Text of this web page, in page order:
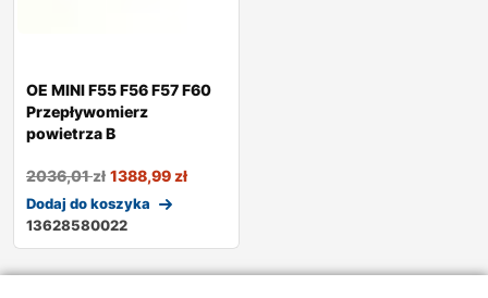
OE MINI F55 F56 F57 F60
Przepływomierz
powietrza B
2036,01zł 1388,99zł
Dodaj do koszyka
13628580022